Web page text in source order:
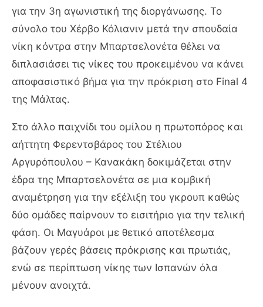
για την 3η αγωνιστική της διοργάνωσης. Το
σύνολο του Χέρβο Κόλιανιν μετά την σπουδαία
νίκη κόντρα στην Μπαρτσελονέτα θέλει να
διπλασιάσει τις νίκες του προκειμένου να κάνει
αποφασιστικό βήμα για την πρόκριση στο Final 4
της Μάλτας.
Στο άλλο παιχνίδι του ομίλου η πρωτοπόρος και
αήττητη Φερεντσβάρος του Στέλιου
Αργυρόπουλου – Κανακάκη δοκιμάζεται στην
έδρα της Μπαρτσελονέτα σε μια κομβική
αναμέτρηση για την εξέλιξη του γκρουπ καθώς
δύο ομάδες παίρνουν το εισιτήριο για την τελική
φάση. Οι Μαγυάροι με θετικό αποτέλεσμα
βάζουν γερές βάσεις πρόκρισης και πρωτιάς,
ενώ σε περίπτωση νίκης των Ισπανών όλα
μένουν ανοιχτά.